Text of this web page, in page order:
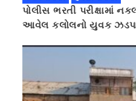
પોલીસ ભરતી પરીક્ષામાં
આવેલ કલોલનો યુવક